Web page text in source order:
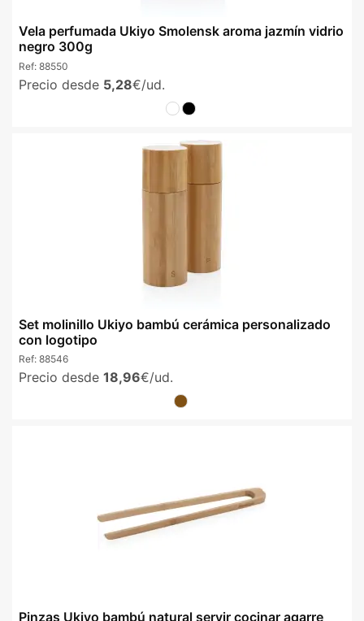
Vela perfumada Ukiyo Smolensk aroma jazmín vidrio
negro 300g
Ref: 88550
Precio desde 5,28€/ud.
Set molinillo Ukiyo bambú cerámica personalizado
con logotipo
Ref: 88546
Precio desde 18,96€/ud.
Pinzas Ukiyo bambú natural servir cocinar agarre